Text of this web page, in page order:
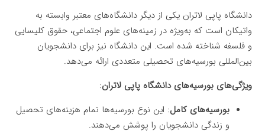
دانشگاه پاپی لاتران یکی از دیگر دانشگاه‌های معتبر وابسته به
واتیکان است که به‌ویژه در زمینه‌های علوم اجتماعی، حقوق کلیسایی
و فلسفه شناخته شده است. این دانشگاه نیز برای دانشجویان
بین‌المللی بورسیه‌های تحصیلی متعددی ارائه می‌دهد.
ویژگی‌های بورسیه‌های دانشگاه پاپی لاتران:
بورسیه‌های کامل: این نوع بورسیه‌ها تمام هزینه‌های تحصیل
و زندگی دانشجویان را پوشش می‌دهند.